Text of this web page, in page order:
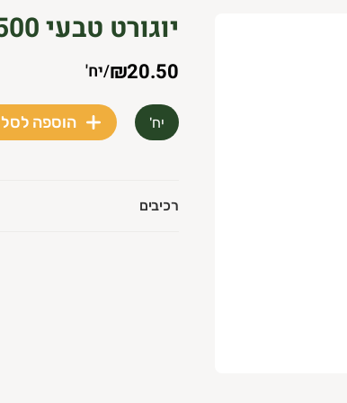
יוגורט טבעי 500 מ״ל נאות סמדר
₪20.50
/יח'
יח' הוספה לסל
רכיבים